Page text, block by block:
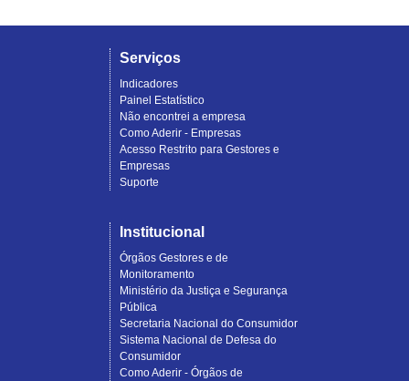
Serviços
Indicadores
Painel Estatístico
Não encontrei a empresa
Como Aderir - Empresas
Acesso Restrito para Gestores e
Empresas
Suporte
Institucional
Órgãos Gestores e de
Monitoramento
Ministério da Justiça e Segurança
Pública
Secretaria Nacional do Consumidor
Sistema Nacional de Defesa do
Consumidor
Como Aderir - Órgãos de